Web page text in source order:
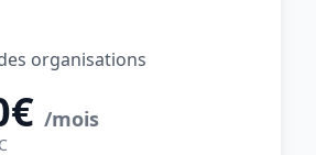
organisations
/mois